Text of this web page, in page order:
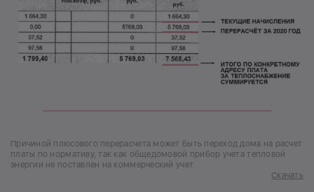
Причиной плюсового перерасчета может быть переход дома на расчет
платы по нормативу, так как общедомовой прибор учета тепловой
энергии не поставлен на коммерческий учет
Скачать